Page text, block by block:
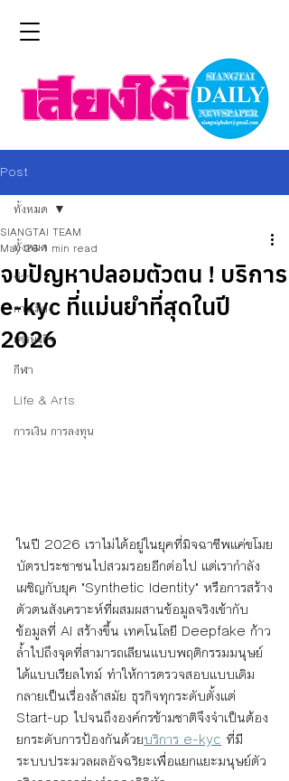
Post
ทั้งหมด
ข่าว
การเมือง
เศรษฐกิจ
กีฬา
Life & Arts
การเงิน การลงทุน
ทั้งหมด
จบปัญหาปลอมตัวตน ! บริการ
e-kyc ที่แม่นยำที่สุดในปี
2026
SIANGTAI TEAM
May 26 1 min read
ในปี 2026 เราไม่ได้อยู่ในยุคที่มิจฉาชีพแค่ขโมย
บัตรประชาชนไปสวมรอยอีกต่อไป แต่เรากำลัง
เผชิญกับยุค "Synthetic Identity" หรือการสร้าง
ตัวตนสังเคราะห์ที่ผสมผสานข้อมูลจริงเข้ากับ
ข้อมูลที่ AI สร้างขึ้น เทคโนโลยี Deepfake ก้าว
ล้ำไปถึงจุดที่สามารถเลียนแบบพฤติกรรมมนุษย์
ได้แบบเรียลไทม์ ทำให้การตรวจสอบแบบเดิม
กลายเป็นเรื่องล้าสมัย ธุรกิจทุกระดับตั้งแต่
Start-up ไปจนถึงองค์กรข้ามชาติจึงจำเป็นต้อง
ยกระดับการป้องกันด้วยบริการ e-kyc ที่มี
ระบบประมวลผลอัจฉริยะเพื่อแยกแยะมนุษย์ตัว